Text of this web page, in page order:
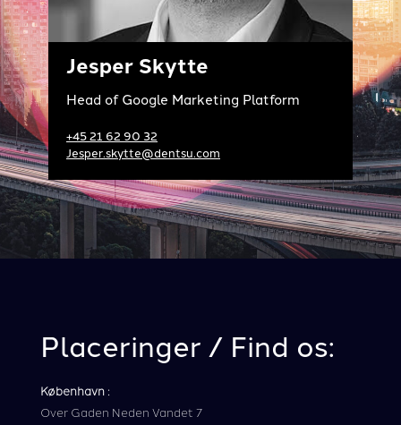
Jesper Skytte
Head of Google Marketing Platform
+45 21 62 90 32
Jesper.skytte@dentsu.com
Placeringer / Find os:
København :
Over Gaden Neden Vandet 7